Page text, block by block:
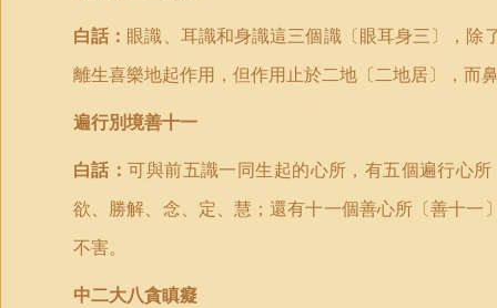
白話： 眼識、耳識和身識這三個識〔眼耳身三〕，
離生喜樂地起作用，但作用止於二地〔二地居〕，而
遍行別境善十一
白話：可與前五識一同生起的心所，有五個遍行心
欲、勝解、念、定、慧；還有十一個善心所〔善十
不害。
中二大八貪瞋癡